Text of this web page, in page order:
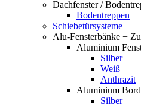
Dachfenster /
Bodentreppen
Schiebetürsysteme
Alu-Fensterbänke +
Aluminium
Silber
Weiß
Anthrazit
Aluminium
Silber